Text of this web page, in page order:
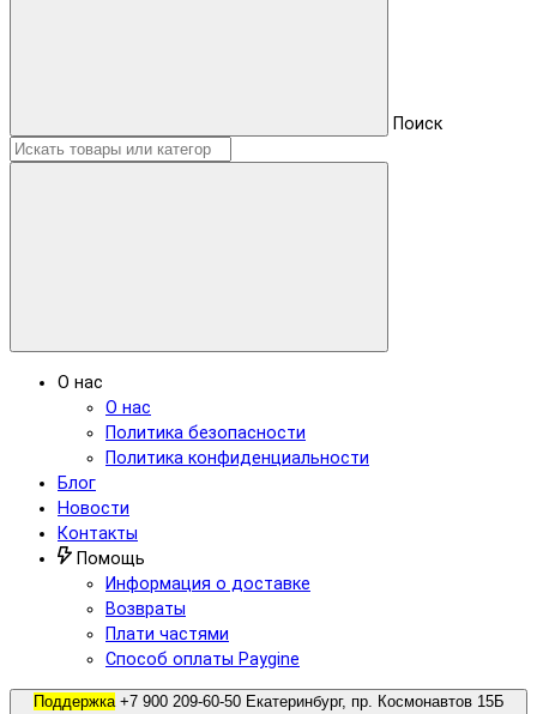
Поиск
О нас
О нас
Политика безопасности
Политика конфиденциальности
Блог
Новости
Контакты
Помощь
Информация о доставке
Возвраты
Плати частями
Способ оплаты Paygine
Поддержка